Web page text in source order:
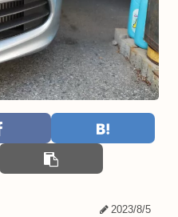
2023/8/5